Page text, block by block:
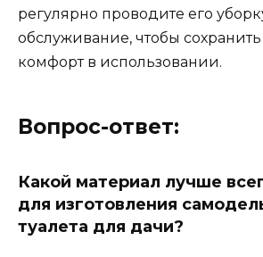
регулярно проводите его
обслуживание, чтобы сохранить
комфорт в использовании.
Вопрос-ответ:
Какой материал лучше
для изготовления
туалета для дачи?